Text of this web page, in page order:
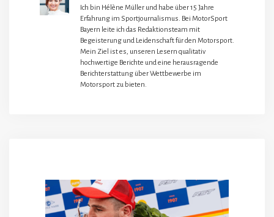
Ich bin Hélène Müller und habe über 15 Jahre
Erfahrung im Sportjournalismus. Bei MotorSport
Bayern leite ich das Redaktionsteam mit
Begeisterung und Leidenschaft für den Motorsport.
Mein Ziel ist es, unseren Lesern qualitativ
hochwertige Berichte und eine herausragende
Berichterstattung über Wettbewerbe im
Motorsport zu bieten.